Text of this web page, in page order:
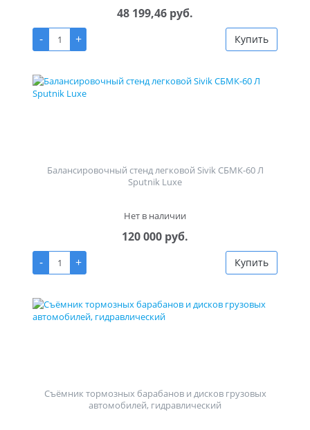
48 199,46 руб.
-
+ Купить
Балансировочный стенд легковой Sivik СБМК-60 Л
Sputnik Luxe
Нет в наличии
120 000 руб.
-
+ Купить
Съёмник тормозных барабанов и дисков грузовых
автомобилей, гидравлический